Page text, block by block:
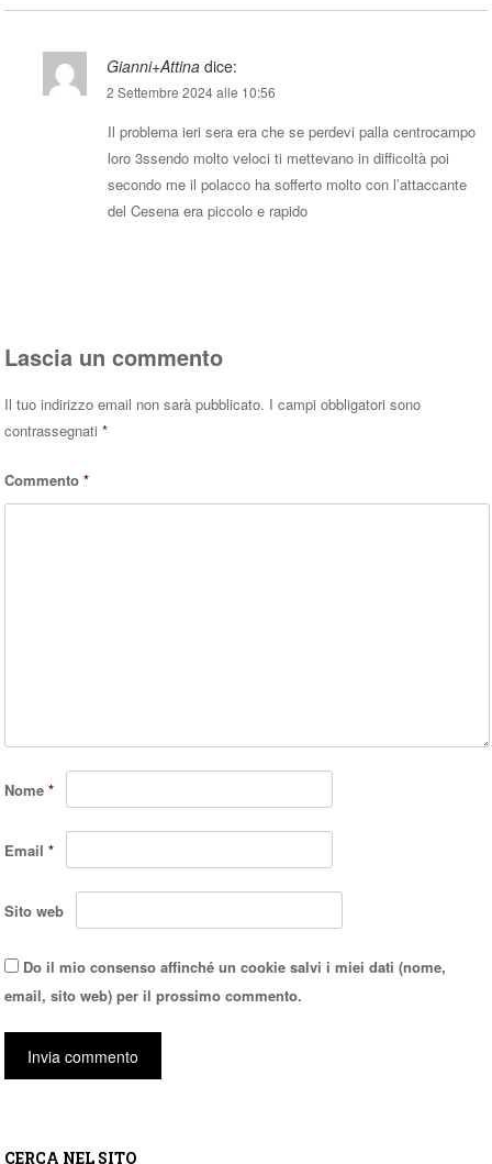
Gianni+Attina dice:
2 Settembre 2024 alle 10:56
Il problema ieri sera era che se perdevi palla centrocampo
loro 3ssendo molto veloci ti mettevano in difficoltà poi
secondo me il polacco ha sofferto molto con l’attaccante
del Cesena era piccolo e rapido
Lascia un commento
Il tuo indirizzo email non sarà pubblicato. I campi obbligatori sono
contrassegnati*
Commento*
Nome*
Email*
Sito web
Do il mio consenso affinché un cookie salvi i miei dati (nome,
email, sito web) per il prossimo commento.
CERCA NEL SITO